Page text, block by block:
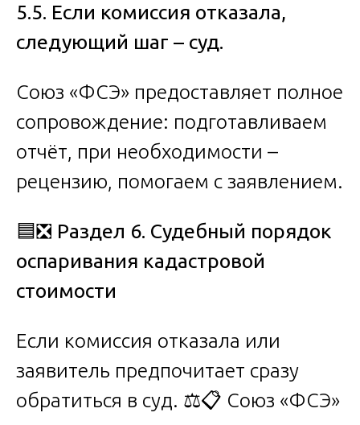
5.5. Если комиссия отказала,
следующий шаг – суд.
Союз «ФСЭ» предоставляет полное
сопровождение: подготавливаем
отчёт, при необходимости –
рецензию, помогаем с заявлением.
🟦❎ Раздел 6. Судебный порядок
оспаривания кадастровой
стоимости
Если комиссия отказала или
заявитель предпочитает сразу
обратиться в суд. ⚖️📋 Союз «ФСЭ»